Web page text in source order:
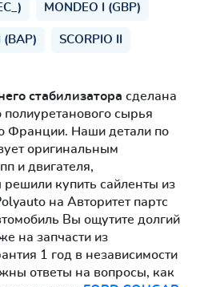
MONDEO I (GBP)
(BAP) SCORPIO II
стабилизатора сделана
сырья
Франции. Наши детали по
оригинальным
и двигателя,
купить сайленты из
на Авторитет партс
Вы ощутите долгий
на запчасти из
1 год в независимости
ответы на вопросы, как